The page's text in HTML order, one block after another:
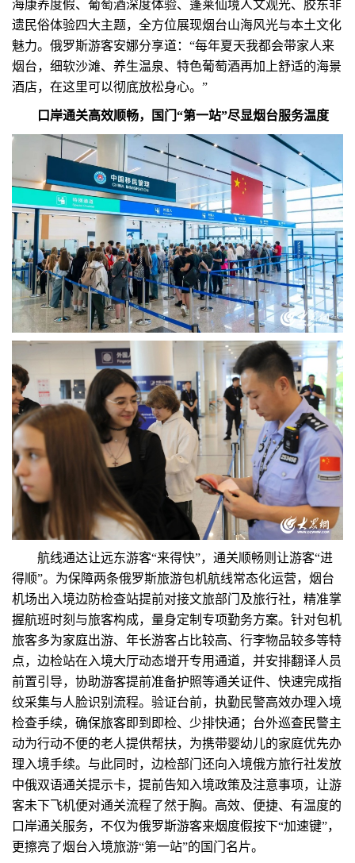
海康养度假、葡萄酒深度体验、蓬莱仙境人文观光、胶东非
遗民俗体验四大主题，全方位展现烟台山海风光与本土文化
魅力。俄罗斯游客安娜分享道：“每年夏天我都会带家人来
烟台，细软沙滩、养生温泉、特色葡萄酒再加上舒适的海景
酒店，在这里可以彻底放松身心。”
口岸通关高效顺畅，国门“第一站”尽显烟台服务温度
航线通达让远东游客“来得快”，通关顺畅则让游客“进
得顺”。为保障两条俄罗斯旅游包机航线常态化运营，烟台
机场出入境边防检查站提前对接文旅部门及旅行社，精准掌
握航班时刻与旅客构成，量身定制专项勤务方案。针对包机
旅客多为家庭出游、年长游客占比较高、行李物品较多等特
点，边检站在入境大厅动态增开专用通道，并安排翻译人员
前置引导，协助游客提前准备护照等通关证件、快速完成指
纹采集与人脸识别流程。验证台前，执勤民警高效办理入境
检查手续，确保旅客即到即检、少排快通；台外巡查民警主
动为行动不便的老人提供帮扶，为携带婴幼儿的家庭优先办
理入境手续。与此同时，边检部门还向入境俄方旅行社发放
中俄双语通关提示卡，提前告知入境政策及注意事项，让游
客未下飞机便对通关流程了然于胸。高效、便捷、有温度的
口岸通关服务，不仅为俄罗斯游客来烟度假按下“加速键”，
更擦亮了烟台入境旅游“第一站”的国门名片。